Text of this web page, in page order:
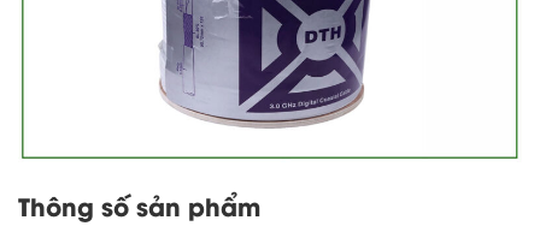
Thông số sản phẩm